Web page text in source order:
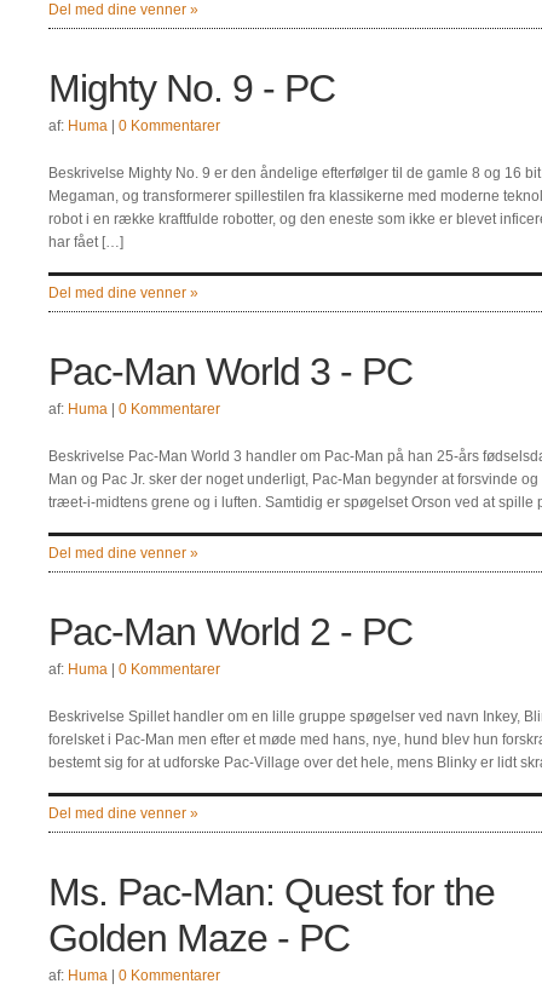
Del med dine venner »
Mighty No. 9 - PC
af: Huma 0 Kommentarer
Beskrivelse Mighty No. 9 er den åndelige efterfølger til de gamle 8 og 16
Megaman, og transformerer spillestilen fra klassikerne med moderne
robot i en række kraftfulde robotter, og den eneste som ikke er blevet
har fået […]
Del med dine venner »
Pac-Man World 3 - PC
af: Huma 0 Kommentarer
Beskrivelse Pac-Man World 3 handler om Pac-Man på han 25-års
Man og Pac Jr. sker der noget underligt, Pac-Man begynder at forsvinde
træet-i-midtens grene og i luften. Samtidig er spøgelset Orson ved at
Del med dine venner »
Pac-Man World 2 - PC
af: Huma 0 Kommentarer
Beskrivelse Spillet handler om en lille gruppe spøgelser ved navn Inkey,
forelsket i Pac-Man men efter et møde med hans, nye, hund blev hun
bestemt sig for at udforske Pac-Village over det hele, mens Blinky er lidt
Del med dine venner »
Ms. Pac-Man: Quest for the
Golden Maze - PC
af: Huma 0 Kommentarer